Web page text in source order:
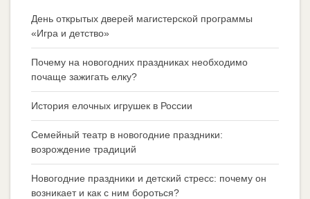
День открытых дверей магистерской программы
«Игра и детство»
Почему на новогодних праздниках необходимо
почаще зажигать елку?
История елочных игрушек в России
Семейный театр в новогодние праздники:
возрождение традиций
Новогодние праздники и детский стресс: почему он
возникает и как с ним бороться?